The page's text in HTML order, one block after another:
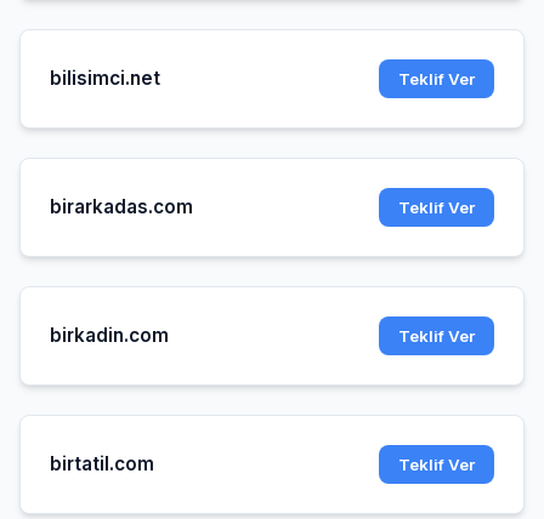
bilisimci.net Teklif Ver
birarkadas.com Teklif Ver
birkadin.com Teklif Ver
birtatil.com Teklif Ver